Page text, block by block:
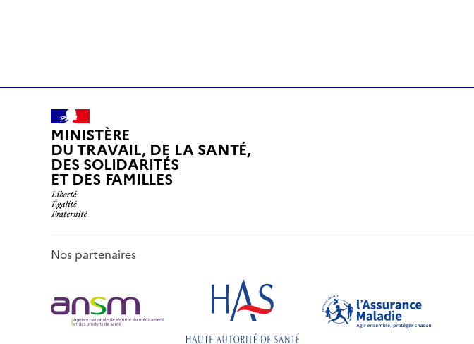
MINISTÈRE
DU TRAVAIL, DE LA SANTÉ,
DES SOLIDARITÉS
ET DES FAMILLES
Nos partenaires